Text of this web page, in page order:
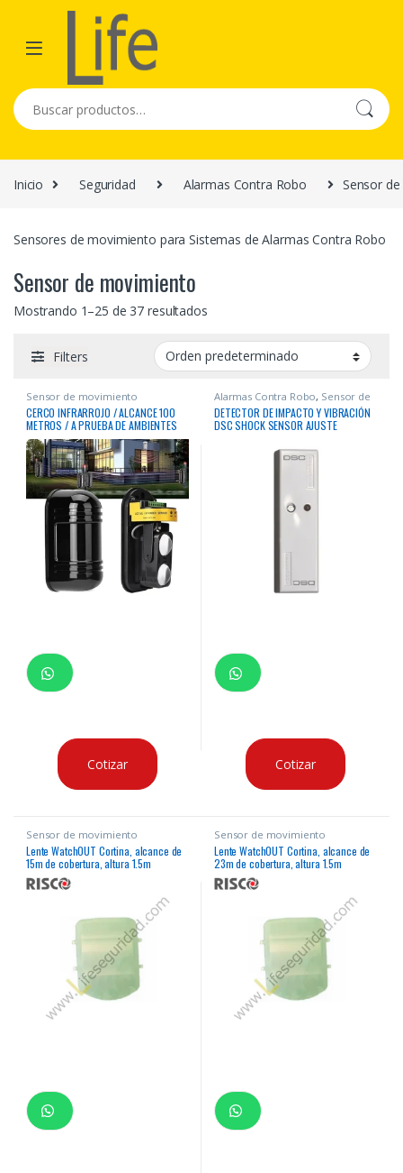
Skip to navigation
Skip to content
Buscar por:
Inicio Seguridad Alarmas Contra Robo Sensor
Sensores de movimiento para Sistemas de Alarmas Contra Robo
Sensor de movimiento
Mostrando 1–25 de 37 resultados
Filters
Sensor de movimiento
CERCO INFRARROJO / ALCANCE 100
METROS / A PRUEBA DE AMBIENTES
CLIMATICOS DUROS / GRADO DE
IMPERMEABILIDAD IP85 / FUNCIONA
CON CENTRALES DE ALARMAS
Cotizar
Alarmas Contra Robo, Sensor de
movimiento
DETECTOR DE IMPACTO Y VIBRACIÓN
DSC SHOCK SENSOR AJUSTE
Cotizar
Sensor de movimiento
Lente WatchOUT Cortina, alcance de
15m de cobertura, altura 1.5m
RL312HIA
Sensor de movimiento
Lente WatchOUT Cortina, alcance de
23m de cobertura, altura 1.5m
RL312LRA